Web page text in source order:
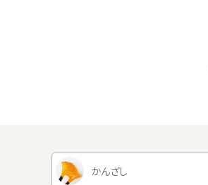
かんざし